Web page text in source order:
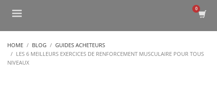
HOME BLOG
GUIDES ACHETEURS
LES 6 MEILLEURS EXERCICES DE RENFORCEMENT MUSCULAIRE POUR TOUS
NIVEAUX